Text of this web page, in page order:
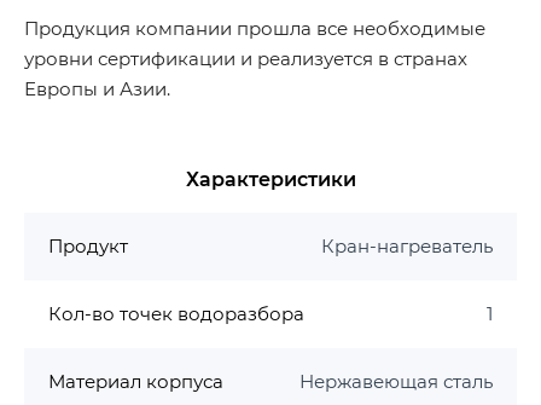
Продукция компании прошла все необходимые
уровни сертификации и реализуется в странах
Европы и Азии.
Характеристики
Продукт Кран-нагреватель
Кол-во точек водоразбора 1
Материал корпуса Нержавеющая сталь